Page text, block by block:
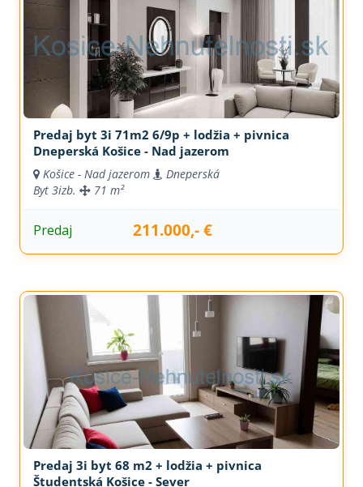
Predaj byt 3i 71m2 6/9p + lodžia + pivnica
Dneperská Košice - Nad jazerom
Košice - Nad jazerom
Dneperská
Byt 3izb. 71 m²
Predaj 211.000,- €
Predaj 3i byt 68 m2 + lodžia + pivnica
Študentská Košice - Sever